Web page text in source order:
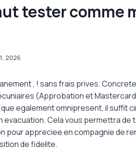
tester comme
2026
, ! sans frais prives.
(Approbation et
egalement omnipresent, il suffit
evacuation. Cela vous permettra
pour appreciee en compagnie de
de fidelite.